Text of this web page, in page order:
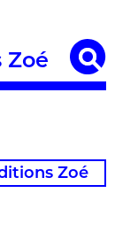
Zoé
Zoé